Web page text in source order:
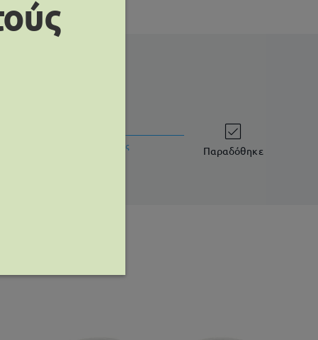
λεπτομέρειες Παραδόθηκε